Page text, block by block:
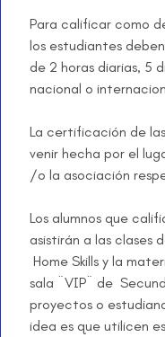
Para calificar como
los estudiantes
de 2 horas diarias, 5
nacional o
La certificación de
venir hecha por el
/o la asociación
Los alumnos que
asistirán a las clases
Home Skills y la
sala ¨VIP¨ de
proyectos o
idea es que utilicen